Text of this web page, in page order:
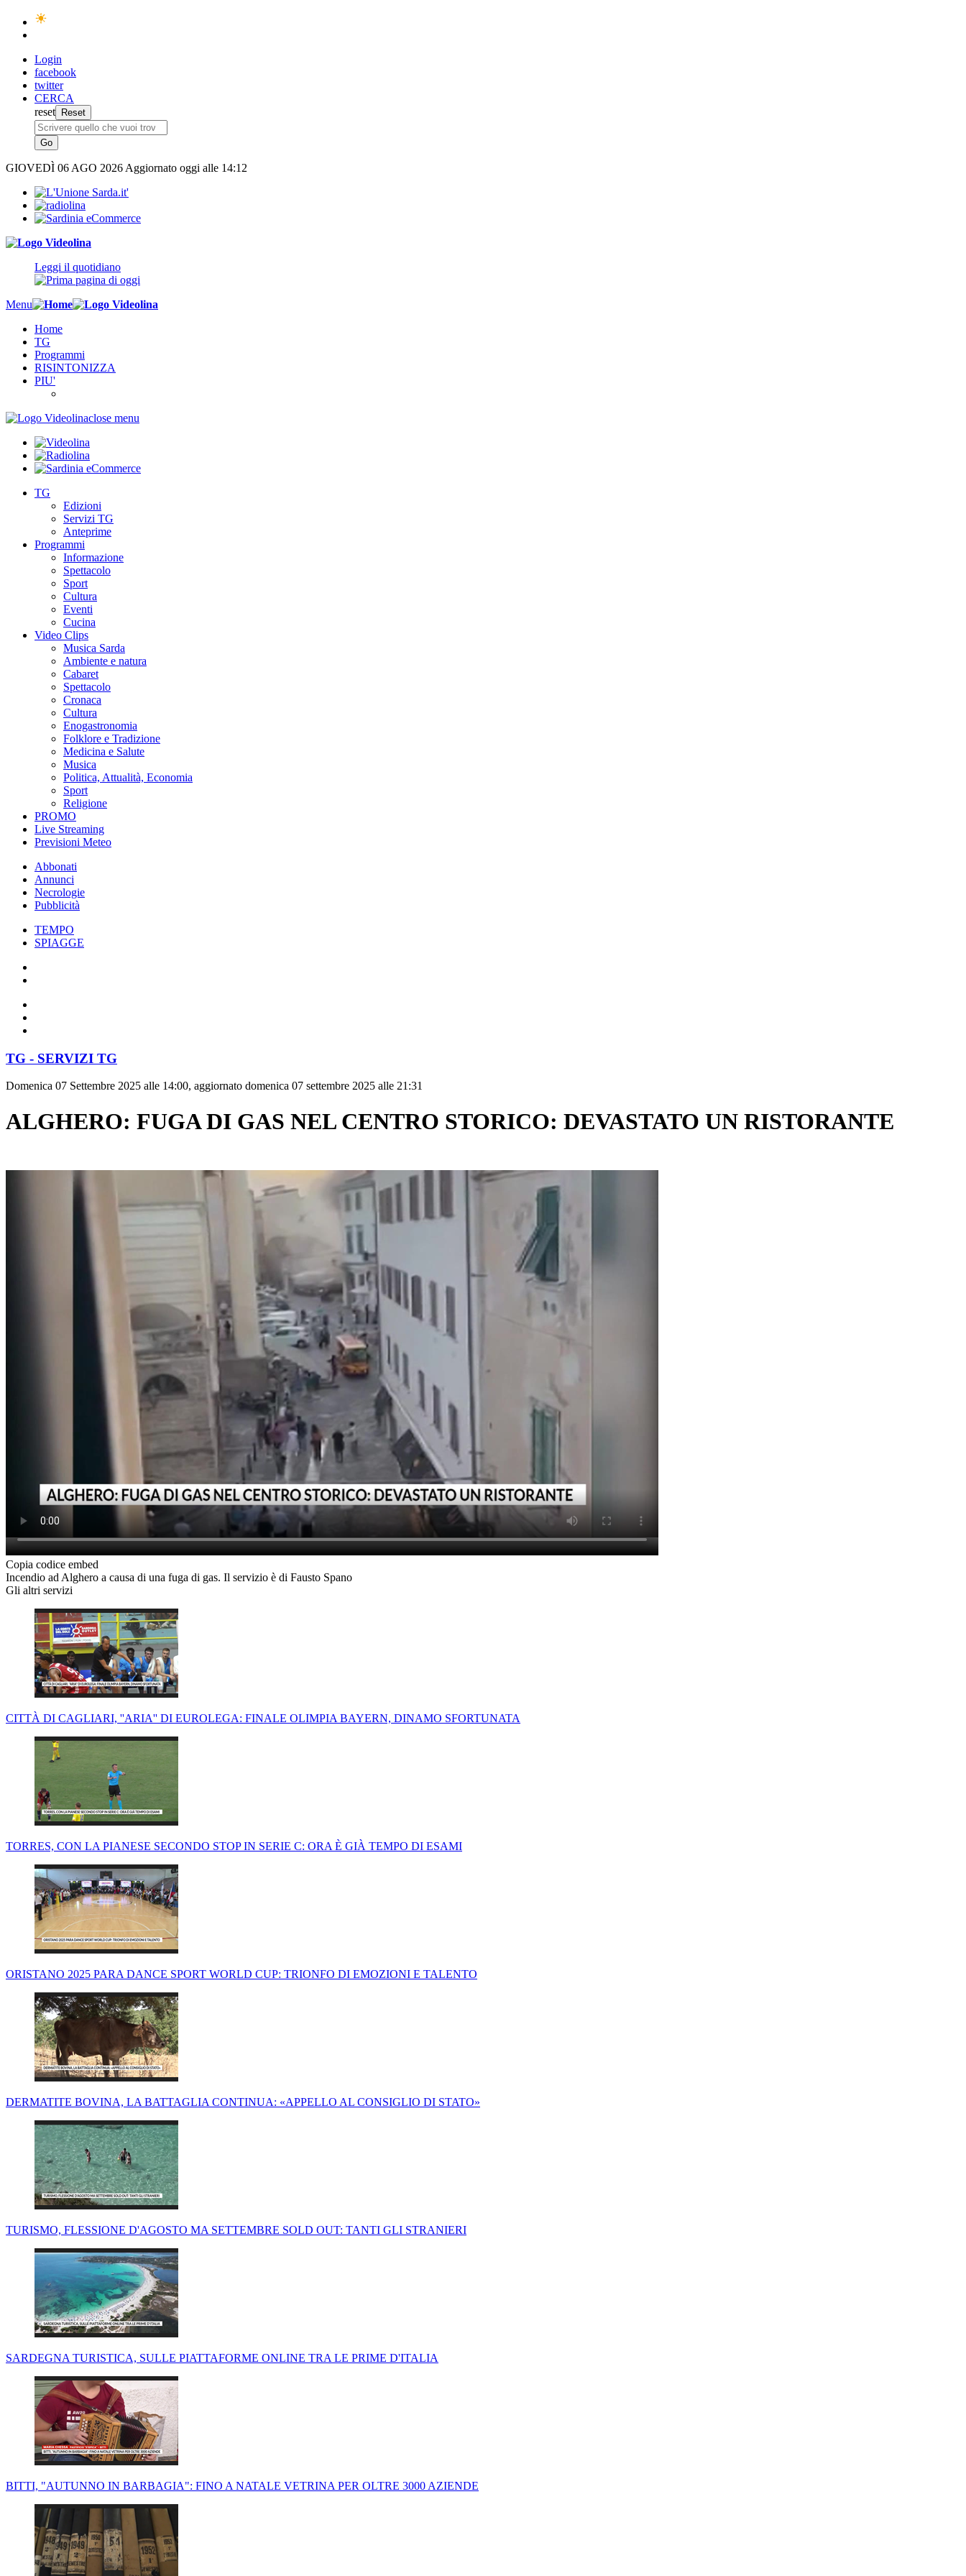
Login
facebook
twitter
CERCA
reset
GIOVEDÌ 06 AGO 2026 Aggiornato oggi alle 14:12
Leggi il quotidiano
Menu
Home
TG
Programmi
RISINTONIZZA
PIU'
close menu
TG
Edizioni
Servizi TG
Anteprime
Programmi
Informazione
Spettacolo
Sport
Cultura
Eventi
Cucina
Video Clips
Musica Sarda
Ambiente e natura
Cabaret
Spettacolo
Cronaca
Cultura
Enogastronomia
Folklore e Tradizione
Medicina e Salute
Musica
Politica, Attualità, Economia
Sport
Religione
PROMO
Live Streaming
Previsioni Meteo
Abbonati
Annunci
Necrologie
Pubblicità
TEMPO
SPIAGGE
TG - SERVIZI TG
Domenica 07 Settembre 2025 alle 14:00, aggiornato domenica 07 settembre 2025 alle 21:31
ALGHERO: FUGA DI GAS NEL CENTRO STORICO: DEVASTATO UN RISTORANTE
Copia codice embed
Incendio ad Alghero a causa di una fuga di gas. Il servizio è di Fausto Spano
Gli altri servizi
CITTÀ DI CAGLIARI, ''ARIA'' DI EUROLEGA: FINALE OLIMPIA BAYERN, DINAMO SFORTUNATA
TORRES, CON LA PIANESE SECONDO STOP IN SERIE C: ORA È GIÀ TEMPO DI ESAMI
ORISTANO 2025 PARA DANCE SPORT WORLD CUP: TRIONFO DI EMOZIONI E TALENTO
DERMATITE BOVINA, LA BATTAGLIA CONTINUA: «APPELLO AL CONSIGLIO DI STATO»
TURISMO, FLESSIONE D'AGOSTO MA SETTEMBRE SOLD OUT: TANTI GLI STRANIERI
SARDEGNA TURISTICA, SULLE PIATTAFORME ONLINE TRA LE PRIME D'ITALIA
BITTI, "AUTUNNO IN BARBAGIA": FINO A NATALE VETRINA PER OLTRE 3000 AZIENDE